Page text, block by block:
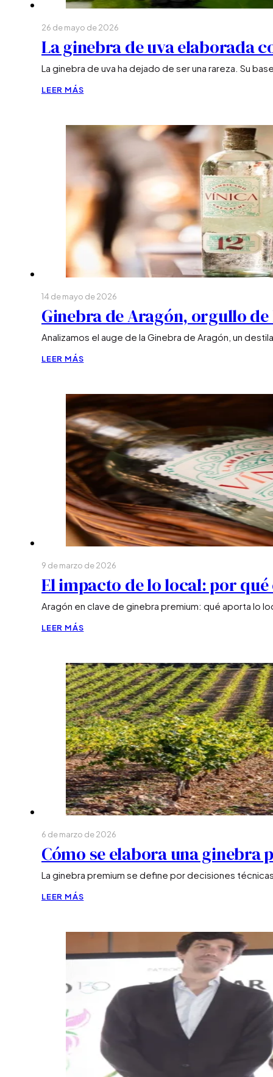
Vínica
Tienda
26 de mayo de 2026
La ginebra de uva elaborada
La ginebra de uva ha dejado de ser una rareza. Su
LEER MÁS
14 de mayo de 2026
Ginebra de Aragón, orgullo
Analizamos el auge de la Ginebra de Aragón, un
LEER MÁS
9 de marzo de 2026
El impacto de lo local: por
Aragón en clave de ginebra premium: qué aporta lo
LEER MÁS
6 de marzo de 2026
Cómo se elabora una ginebra
La ginebra premium se define por decisiones
LEER MÁS